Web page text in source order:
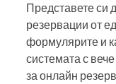
Представете си
резервации от
формулярите и
системата с
за онлайн